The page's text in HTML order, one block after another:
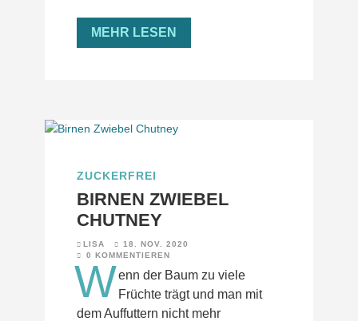
MEHR LESEN
ZUCKERFREI
BIRNEN ZWIEBEL
CHUTNEY
LISA
18. NOV. 2020
0 KOMMENTIEREN
Wenn der Baum zu viele
Früchte trägt und man mit
dem Auffuttern nicht mehr